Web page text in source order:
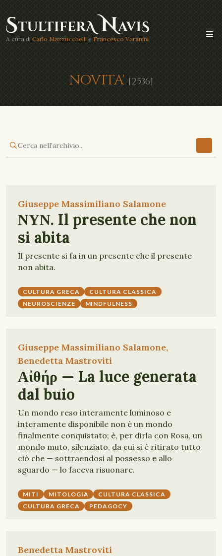
A cura di Carlo Mazzucchelli e Francesco Varanini
NOVITA' [2536]
Giuseppe Massimiliano Salamone
ΝΥΝ. Il presente che non
si abita
Il presente si fa in un presente che il presente
non abita.
CULTURA GRECA
CULTURA CLASSICA
NEUROSCIENZE
MINDFULNESS
Giuseppe Massimiliano Salamone,
Benedetta Mastroviti
Αἰθήρ — La luce generata
dal buio
Un mondo reso interamente luminoso e
interamente disponibile non è un mondo
finalmente conquistato; è, per dirla con Rosa, un
mondo muto, silenziato, da cui si è ritirato tutto
ciò che — sottraendosi al possesso e allo
sguardo — lo faceva risuonare.
MITI MITOLOGIA
CULTURA CLASSICA
CULTURA GRECA
PEDAGOCY
Benedetta Mastroviti